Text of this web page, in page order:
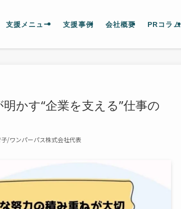
支援メニュー 支援事例 会社概要 PRコラム
かす“企業を支える”仕事の
/ワンパーパス株式会社代表